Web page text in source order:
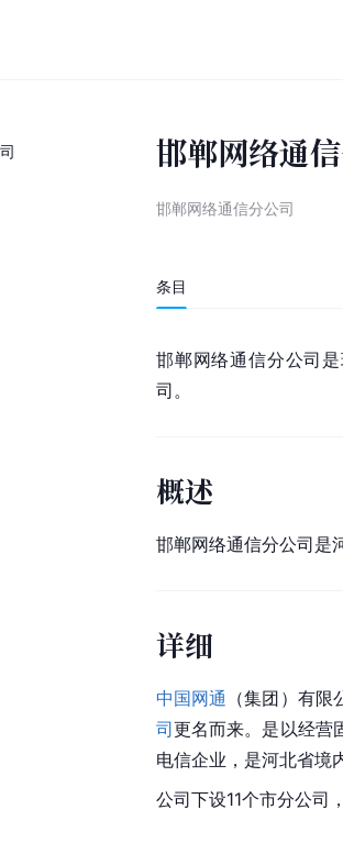
邯郸网络通
邯郸网络通信分公司
条目
邯郸网络通信分公司
司。
概述
邯郸网络通信分公司是
详细
中国网通 （集团）有限
司更名而来。是以经营
电信企业，是河北省境
公司下设11个市分公司